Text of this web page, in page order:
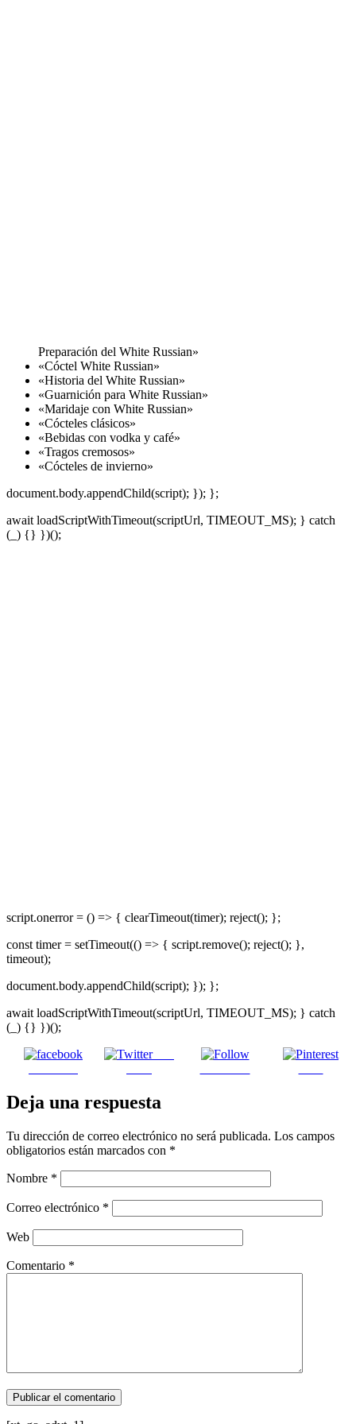
Preparación del White Russian»
«Cóctel White Russian»
«Historia del White Russian»
«Guarnición para White Russian»
«Maridaje con White Russian»
«Cócteles clásicos»
«Bebidas con vodka y café»
«Tragos cremosos»
«Cócteles de invierno»
document.body.appendChild(script); }); };
await loadScriptWithTimeout(scriptUrl, TIMEOUT_MS); } catch
(_) {} })();
script.onerror = () => { clearTimeout(timer); reject(); };
const timer = setTimeout(() => { script.remove(); reject(); },
timeout);
document.body.appendChild(script); }); };
await loadScriptWithTimeout(scriptUrl, TIMEOUT_MS); } catch
(_) {} })();
Post
Deja una respuesta
Tu dirección de correo electrónico no será publicada. Los campos
obligatorios están marcados con *
Nombre *
Correo electrónico *
Web
Comentario *